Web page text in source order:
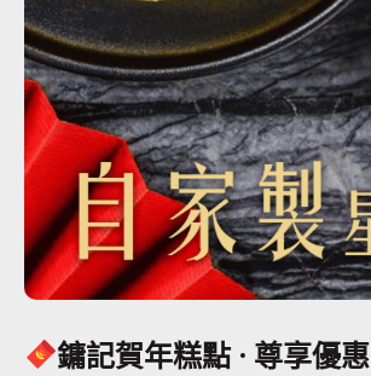
鏞記賀年糕點 · 尊享優惠